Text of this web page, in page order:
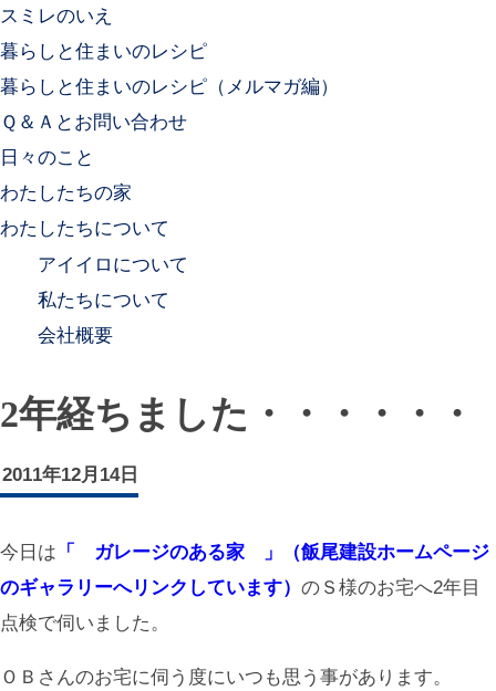
スミレのいえ
暮らしと住まいのレシピ
暮らしと住まいのレシピ（メルマガ編）
Ｑ＆Ａとお問い合わせ
日々のこと
わたしたちの家
わたしたちについて
アイイロについて
私たちについて
会社概要
2年経ちました・・・・・・
2011年12月14日
今日は 「 ガレージのある家 」（飯尾建設ホームページ
のギャラリーへリンクしています） のＳ様のお宅へ2年目
点検で伺いました。
ＯＢさんのお宅に伺う度にいつも思う事があります。